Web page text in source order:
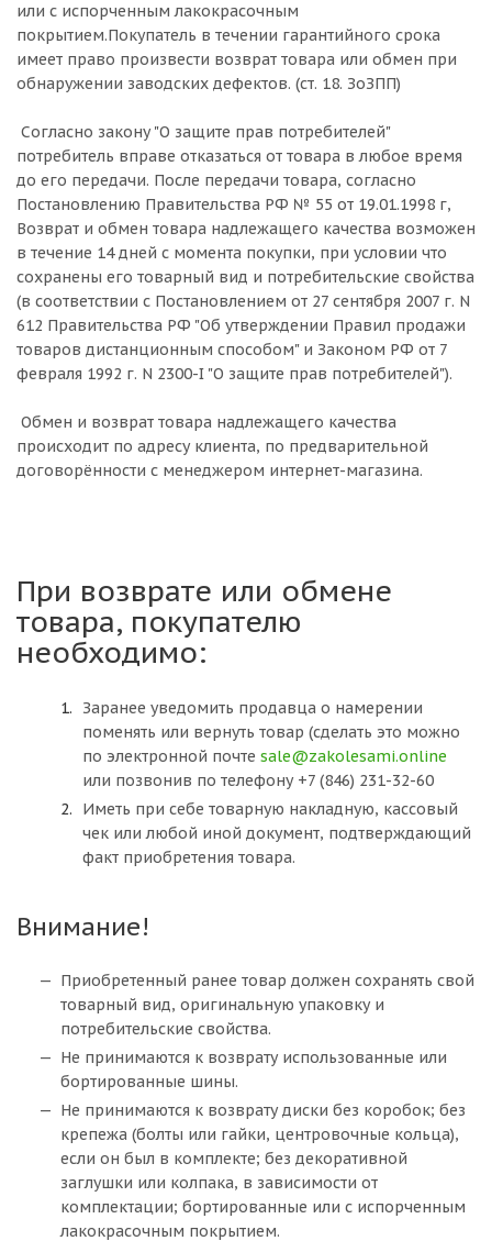
или с испорченным лакокрасочным
покрытием.Покупатель в течении гарантийного срока
имеет право произвести возврат товара или обмен при
обнаружении заводских дефектов. (ст. 18. ЗоЗПП)
Согласно закону "О защите прав потребителей"
потребитель вправе отказаться от товара в любое время
до его передачи. После передачи товара, согласно
Постановлению Правительства РФ № 55 от 19.01.1998 г,
Возврат и обмен товара надлежащего качества возможен
в течение 14 дней с момента покупки, при условии что
сохранены его товарный вид и потребительские свойства
(в соответствии с Постановлением от 27 сентября 2007 г. N
612 Правительства РФ "Об утверждении Правил продажи
товаров дистанционным способом" и Законом РФ от 7
февраля 1992 г. N 2300-I "О защите прав потребителей").
Обмен и возврат товара надлежащего качества
происходит по адресу клиента, по предварительной
договорённости с менеджером интернет-магазина.
При возврате или обмене
товара, покупателю
необходимо:
Заранее уведомить продавца о намерении
поменять или вернуть товар (сделать это можно
по электронной почте sale@zakolesami.online
или позвонив по телефону +7 (846) 231-32-60
Иметь при себе товарную накладную, кассовый
чек или любой иной документ, подтверждающий
факт приобретения товара.
Внимание!
Приобретенный ранее товар должен сохранять свой
товарный вид, оригинальную упаковку и
потребительские свойства.
Не принимаются к возврату использованные или
бортированные шины.
Не принимаются к возврату диски без коробок; без
крепежа (болты или гайки, центровочные кольца),
если он был в комплекте; без декоративной
заглушки или колпака, в зависимости от
комплектации; бортированные или с испорченным
лакокрасочным покрытием.